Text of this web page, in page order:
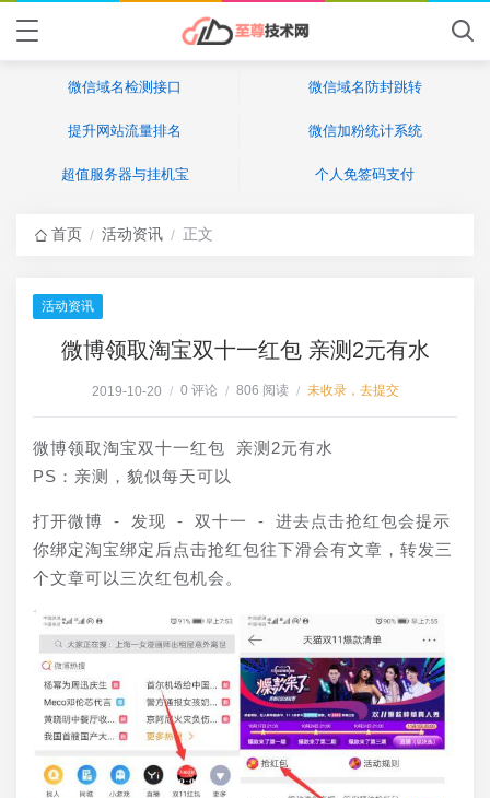
微信域名检测接口 微信域名防封跳转
提升网站流量排名 微信加粉统计系统
超值服务器与挂机宝 个人免签码支付
首页 / 活动资讯 / 正文
活动资讯
微博领取淘宝双十一红包 亲测2元有水
2019-10-20 / 0 评论 / 806 阅读 / 未收录，去提交
微博领取淘宝双十一红包 亲测2元有水
PS：亲测，貌似每天可以
打开微博 - 发现 - 双十一 - 进去点击抢红包会提示
你绑定淘宝绑定后点击抢红包往下滑会有文章，转发三
个文章可以三次红包机会。